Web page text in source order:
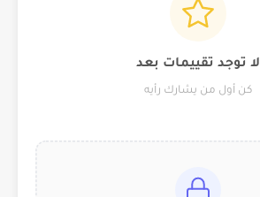
لا توجد تقييمات بعد
كن أول من يشارك رأيه